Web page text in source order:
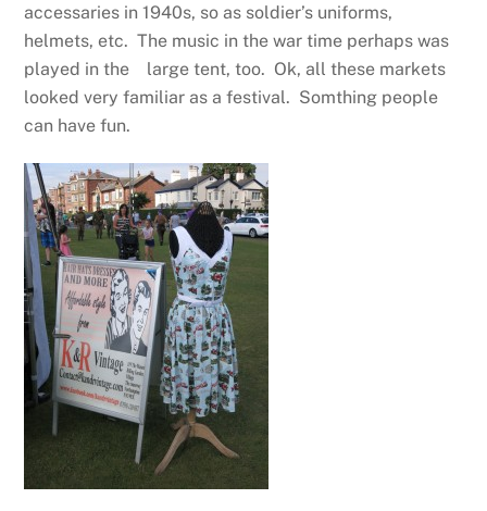
accessaries in 1940s, so as soldier’s uniforms,
helmets, etc. The music in the war time perhaps was
played in the large tent, too. Ok, all these markets
looked very familiar as a festival. Somthing people
can have fun.